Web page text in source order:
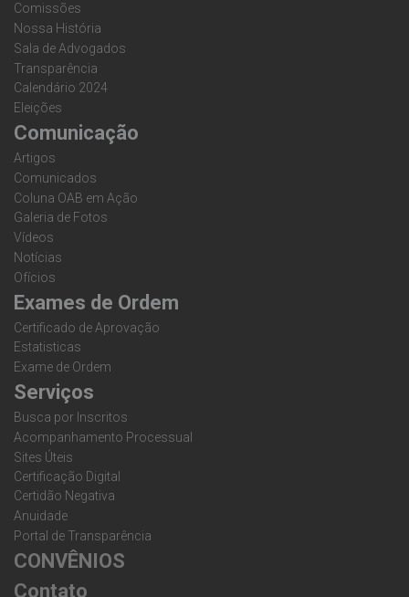
Comissões
Nossa História
Sala de Advogados
Transparência
Calendário 2024
Eleições
Comunicação
Artigos
Comunicados
Coluna OAB em Ação
Galeria de Fotos
Vídeos
Notícias
Ofícios
Exames de Ordem
Certificado de Aprovação
Estatisticas
Exame de Ordem
Serviços
Busca por Inscritos
Acompanhamento Processual
Sites Úteis
Certificação Digital
Certidão Negativa
Anuidade
Portal de Transparência
CONVÊNIOS
Contato